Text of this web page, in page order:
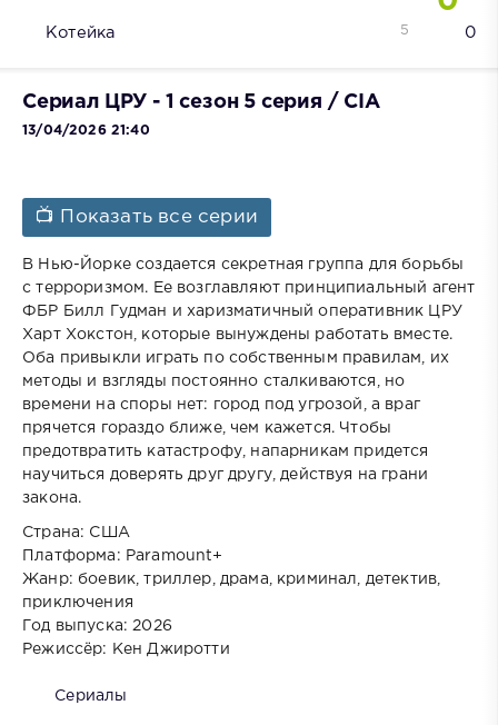
Котейка 0
5
Сериал ЦРУ - 1 сезон 5 серия / CIA
13/04/2026 21:40
📺 Показать все серии
В Нью-Йорке создается секретная группа для борьбы
с терроризмом. Ее возглавляют принципиальный агент
ФБР Билл Гудман и харизматичный оперативник ЦРУ
Харт Хокстон, которые вынуждены работать вместе.
Оба привыкли играть по собственным правилам, их
методы и взгляды постоянно сталкиваются, но
времени на споры нет: город под угрозой, а враг
прячется гораздо ближе, чем кажется. Чтобы
предотвратить катастрофу, напарникам придется
научиться доверять друг другу, действуя на грани
закона.
Страна: США
Платформа: Paramount+
Жанр: боевик, триллер, драма, криминал, детектив,
приключения
Год выпуска: 2026
Режиссёр: Кен Джиротти
Сериалы